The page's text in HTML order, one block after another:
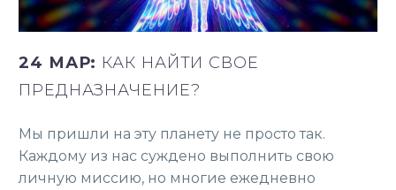
24 МАР: КАК НАЙТИ СВОЕ
ПРЕДНАЗНАЧЕНИЕ?
Мы пришли на эту планету не просто так.
Каждому из нас суждено выполнить свою
личную миссию, но многие ежедневно